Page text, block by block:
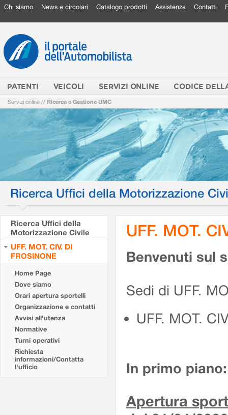
Chi siamo News e circolari Catalogo prodotti Assistenza Contatti
PATENTI VEICOLI SERVIZI ONLINE CODICE
Servizi online // Ricerca e Gestione UMC
Ricerca Uffici della Motorizzazione
Ricerca Uffici della
Motorizzazione Civile
UFF. MOT. CIV. DI
FROSINONE
Home Page
Dove siamo
Orari apertura sportelli
Organizzazione e contatti
Avvisi all'utenza
Normative
Turni operativi
Richiesta
informazioni/Contatta
l'ufficio
UFF. MOT.
Benvenuti sul
Sedi di UFF.
UFF. MOT.
In primo piano:
Apertura